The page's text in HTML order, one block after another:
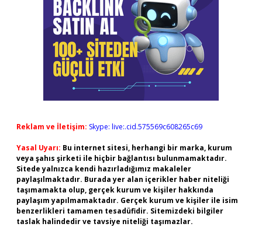
Reklam ve İletişim: Skype: live:.cid.575569c608265c69
Yasal Uyarı: Bu internet sitesi, herhangi bir marka, kurum
veya şahıs şirketi ile hiçbir bağlantısı bulunmamaktadır.
Sitede yalnızca kendi hazırladığımız makaleler
paylaşılmaktadır. Burada yer alan içerikler haber niteliği
taşımamakta olup, gerçek kurum ve kişiler hakkında
paylaşım yapılmamaktadır. Gerçek kurum ve kişiler ile isim
benzerlikleri tamamen tesadüfidir. Sitemizdeki bilgiler
taslak halindedir ve tavsiye niteliği taşımazlar.